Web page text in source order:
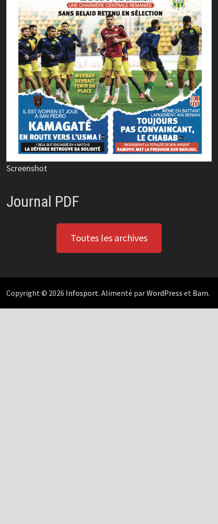
Screenshot
Journal PDF
Toutes les archives
Copyright © 2026 Infosport. Alimenté parWordPress et Bam.